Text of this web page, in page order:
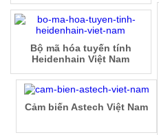
Bộ mã hóa tuyến tính
Heidenhain Việt Nam
Cảm biến Astech Việt Nam